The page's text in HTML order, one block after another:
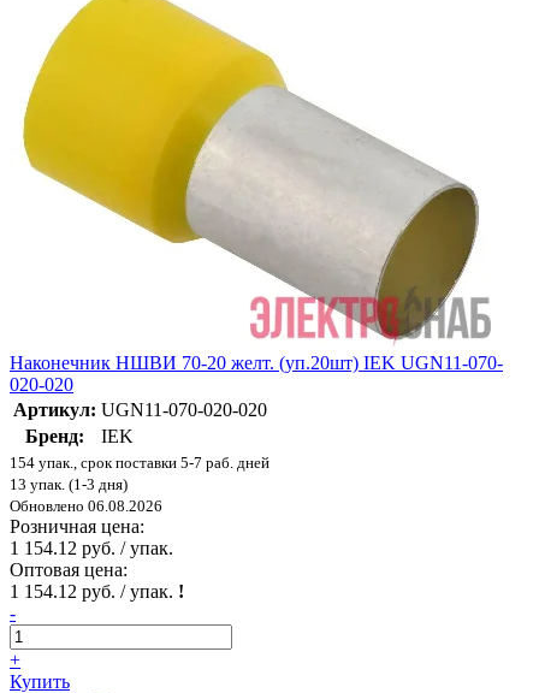
Наконечник НШВИ 70-20 желт. (уп.20шт) IEK UGN11-070-
020-020
Артикул: UGN11-070-020-020
Бренд:
IEK
154 упак., срок поставки 5-7 раб. дней
13 упак. (1-3 дня)
Обновлено 06.08.2026
Розничная цена:
1 154.12 руб. / упак.
Оптовая цена:
1 154.12 руб. / упак. !
-
+
Купить